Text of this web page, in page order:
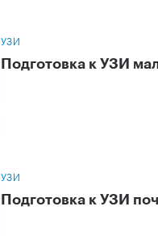
УЗИ
Подготовка к УЗИ
УЗИ
Подготовка к УЗИ